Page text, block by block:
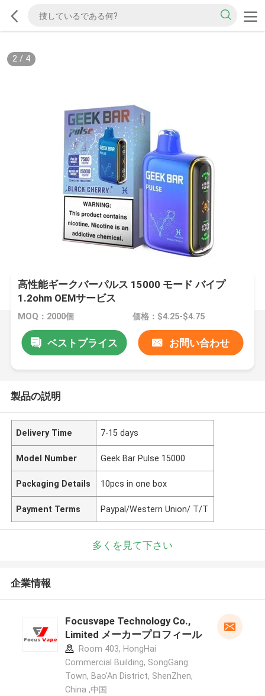
2/ 4
高性能ギークバーパルス 15000 モード バイプ
1.2ohm OEMサービス
MOQ：2000個 価格：$4.25-$4.75
ベストプライス お問い合わせ
製品の説明
Delivery Time 7-15 days
Model Number Geek Bar Pulse 15000
Packaging Details 10pcs in one box
Payment Terms Paypal/Western Union/ T/T
多くを見て下さい
企業情報
Focusvape Technology Co.,
Limited メーカープロフィール
Room 403, HongHai
Commercial Building, SongGang
Town, Bao'An District, ShenZhen,
China ,中国